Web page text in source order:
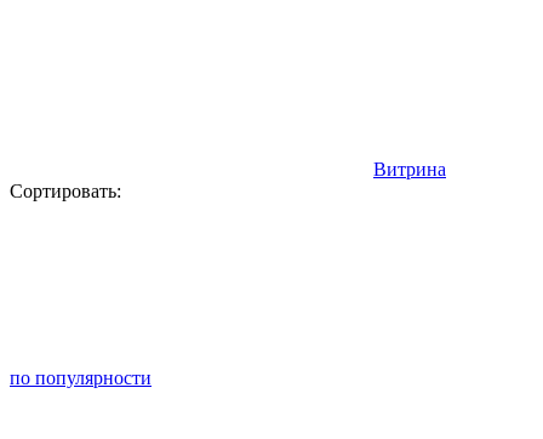
Витрина
Сортировать:
по популярности